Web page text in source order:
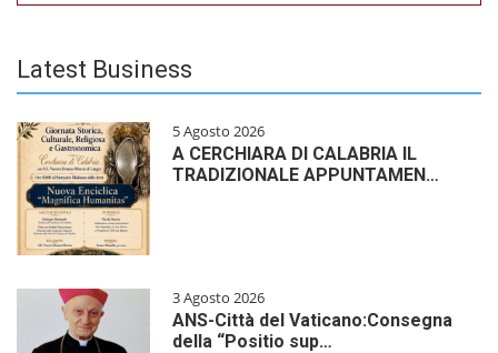
Latest Business
5 Agosto 2026
A CERCHIARA DI CALABRIA IL
TRADIZIONALE APPUNTAMEN…
3 Agosto 2026
ANS-Città del Vaticano:Consegna
della “Positio sup…